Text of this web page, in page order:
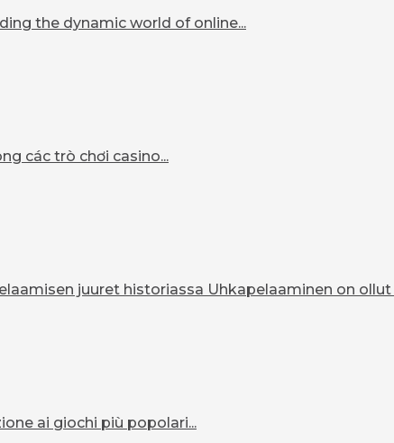
the dynamic world of online...
các trò chơi casino...
juuret historiassa Uhkapelaaminen on ollut
ai giochi più popolari...